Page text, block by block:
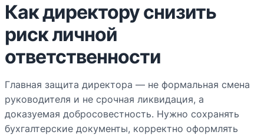
Как директору снизить
риск личной
ответственности
Главная защита директора — не формальная смена
руководителя и не срочная ликвидация, а
доказуемая добросовестность. Нужно сохранять
бухгалтерские документы, корректно оформлять